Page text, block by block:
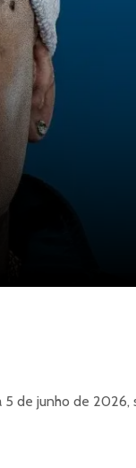
5 de junho de